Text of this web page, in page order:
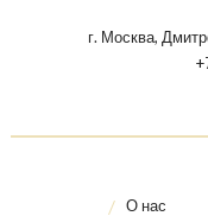
г. Москва,
О нас